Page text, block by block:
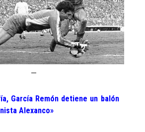
García Remón detiene un balón
Alexanco»